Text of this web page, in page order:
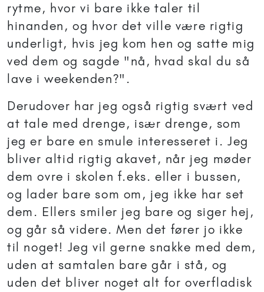
rytme, hvor vi bare ikke taler til
hinanden, og hvor det ville være rigtig
underligt, hvis jeg kom hen og satte mig
ved dem og sagde "nå, hvad skal du så
lave i weekenden?".
Derudover har jeg også rigtig svært ved
at tale med drenge, især drenge, som
jeg er bare en smule interesseret i. Jeg
bliver altid rigtig akavet, når jeg møder
dem ovre i skolen f.eks. eller i bussen,
og lader bare som om, jeg ikke har set
dem. Ellers smiler jeg bare og siger hej,
og går så videre. Men det fører jo ikke
til noget! Jeg vil gerne snakke med dem,
uden at samtalen bare går i stå, og
uden det bliver noget alt for overfladisk